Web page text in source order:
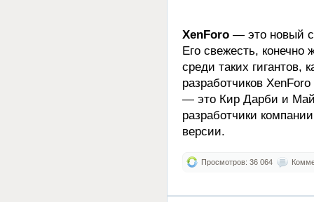
XenForo — это новый
Его свежесть,
среди таких гигантов,
разработчиков
— это Кир Дарби и
разработчики
версии.
Просмотров: 36 064